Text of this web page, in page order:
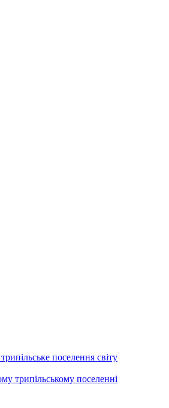
поселення світу
трипільському поселенні